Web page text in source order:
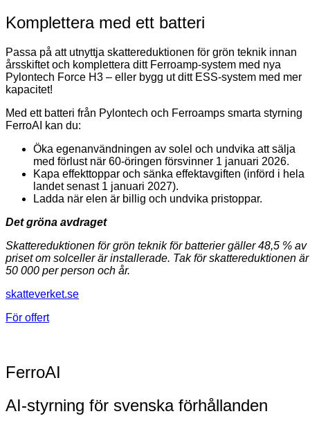
Komplettera med ett batteri
Passa på att utnyttja skattereduktionen för grön teknik innan
årsskiftet och komplettera ditt Ferroamp-system med nya
Pylontech Force H3 – eller bygg ut ditt ESS-system med mer
kapacitet!
Med ett batteri från Pylontech och Ferroamps smarta styrning
FerroAI kan du:
Öka egenanvändningen av solel och undvika att sälja
med förlust när 60-öringen försvinner 1 januari 2026.
Kapa effekttoppar och sänka effektavgiften (införd i hela
landet senast 1 januari 2027).
Ladda när elen är billig och undvika pristoppar.
Det gröna avdraget
Skattereduktionen för grön teknik för batterier gäller 48,5 % av
priset om solceller är installerade. Tak för skattereduktionen är
50 000 per person och år.
skatteverket.se
För offert
FerroAI
AI-styrning för svenska förhållanden